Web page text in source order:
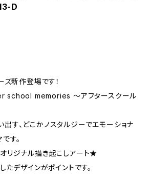
D
新作登場です！
school memories ～アフタースクール
す、どこかノスタルジーでエモーショナ
す。
リジナル描き起こしアート★
たデザインがポイントです。